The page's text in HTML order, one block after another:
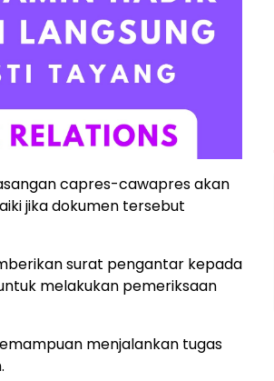
capres-cawapres akan
jika dokumen tersebut
surat pengantar kepada
melakukan pemeriksaan
menjalankan tugas